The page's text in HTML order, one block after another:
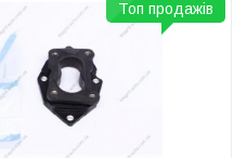
Топ продажів